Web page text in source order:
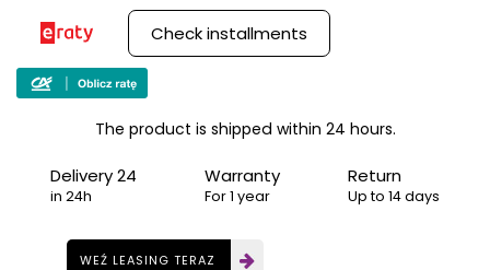
Check installments
The product is shipped within 24 hours.
Delivery 24
in 24h
Warranty
For 1 year
Return
Up to 14 days
WEŹ LEASING TERAZ